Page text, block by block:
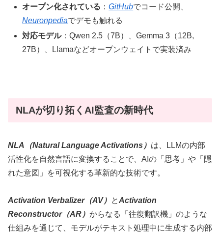
オープン化されている ：GitHubでコード公開、
Neuronpediaでデモも触れる
対応モデル：Qwen 2.5（7B）、Gemma 3（12B,
27B）、Llamaなどオープンウェイトで実装済み
NLAが切り拓くAI監査の新時代
NLA（Natural Language Activations） は、LLMの内部
活性化を自然言語に変換することで、AIの「思考」や「隠
れた意図」を可視化する革新的な技術です。
Activation Verbalizer（AV） とActivation
Reconstructor（AR） からなる「往復翻訳機」のような
仕組みを通じて、モデルがテキスト処理中に生成する内部